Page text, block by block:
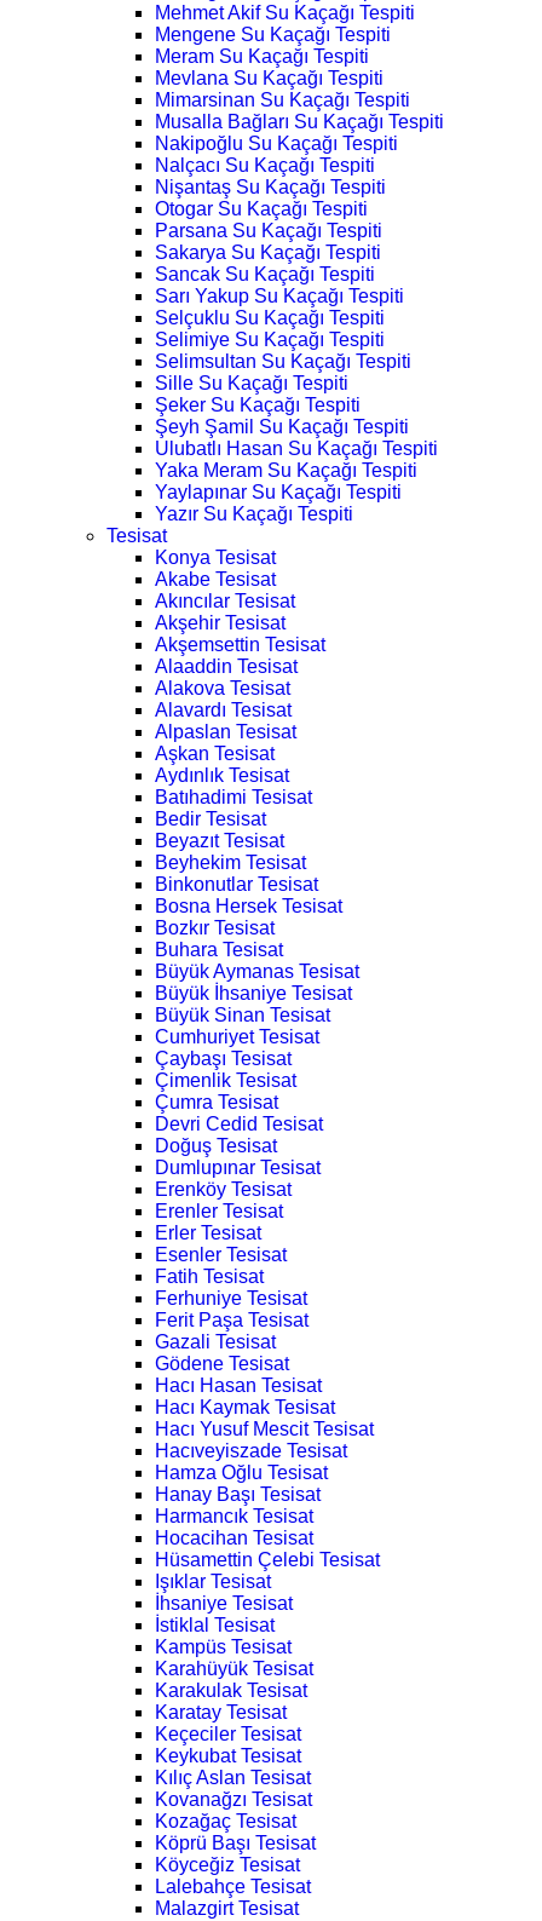
Mehmet Akif Su Kaçağı Tespiti
Mengene Su Kaçağı Tespiti
Meram Su Kaçağı Tespiti
Mevlana Su Kaçağı Tespiti
Mimarsinan Su Kaçağı Tespiti
Musalla Bağları Su Kaçağı Tespiti
Nakipoğlu Su Kaçağı Tespiti
Nalçacı Su Kaçağı Tespiti
Nişantaş Su Kaçağı Tespiti
Otogar Su Kaçağı Tespiti
Parsana Su Kaçağı Tespiti
Sakarya Su Kaçağı Tespiti
Sancak Su Kaçağı Tespiti
Sarı Yakup Su Kaçağı Tespiti
Selçuklu Su Kaçağı Tespiti
Selimiye Su Kaçağı Tespiti
Selimsultan Su Kaçağı Tespiti
Sille Su Kaçağı Tespiti
Şeker Su Kaçağı Tespiti
Şeyh Şamil Su Kaçağı Tespiti
Ulubatlı Hasan Su Kaçağı Tespiti
Yaka Meram Su Kaçağı Tespiti
Yaylapınar Su Kaçağı Tespiti
Yazır Su Kaçağı Tespiti
Tesisat
Konya Tesisat
Akabe Tesisat
Akıncılar Tesisat
Akşehir Tesisat
Akşemsettin Tesisat
Alaaddin Tesisat
Alakova Tesisat
Alavardı Tesisat
Alpaslan Tesisat
Aşkan Tesisat
Aydınlık Tesisat
Batıhadimi Tesisat
Bedir Tesisat
Beyazıt Tesisat
Beyhekim Tesisat
Binkonutlar Tesisat
Bosna Hersek Tesisat
Bozkır Tesisat
Buhara Tesisat
Büyük Aymanas Tesisat
Büyük İhsaniye Tesisat
Büyük Sinan Tesisat
Cumhuriyet Tesisat
Çaybaşı Tesisat
Çimenlik Tesisat
Çumra Tesisat
Devri Cedid Tesisat
Doğuş Tesisat
Dumlupınar Tesisat
Erenköy Tesisat
Erenler Tesisat
Erler Tesisat
Esenler Tesisat
Fatih Tesisat
Ferhuniye Tesisat
Ferit Paşa Tesisat
Gazali Tesisat
Gödene Tesisat
Hacı Hasan Tesisat
Hacı Kaymak Tesisat
Hacı Yusuf Mescit Tesisat
Hacıveyiszade Tesisat
Hamza Oğlu Tesisat
Hanay Başı Tesisat
Harmancık Tesisat
Hocacihan Tesisat
Hüsamettin Çelebi Tesisat
Işıklar Tesisat
İhsaniye Tesisat
İstiklal Tesisat
Kampüs Tesisat
Karahüyük Tesisat
Karakulak Tesisat
Karatay Tesisat
Keçeciler Tesisat
Keykubat Tesisat
Kılıç Aslan Tesisat
Kovanağzı Tesisat
Kozağaç Tesisat
Köprü Başı Tesisat
Köyceğiz Tesisat
Lalebahçe Tesisat
Malazgirt Tesisat